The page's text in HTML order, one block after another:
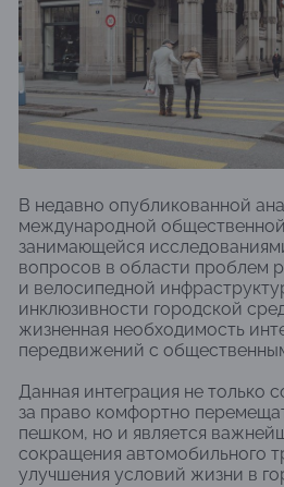
В недавно опубликованной
международной общественной
занимающейся
вопросов в области проблем
и велосипедной
инклюзивности городской
жизненная необходимость
передвижений с
Данная интеграция не только
за право комфортно
пешком, но и является
сокращения автомобильного
улучшения условий жизни в